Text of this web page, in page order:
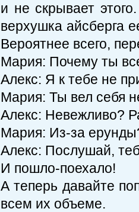
и не скрывает
верхушка айсберга
Вероятнее всего,
Мария: Почему ты
Алекс: Я к тебе не
Мария: Ты вел себя
Алекс: Невежливо?
Мария: Из-за
Алекс: Послушай,
И пошло-поехало!
А теперь давайте
всем их объеме.